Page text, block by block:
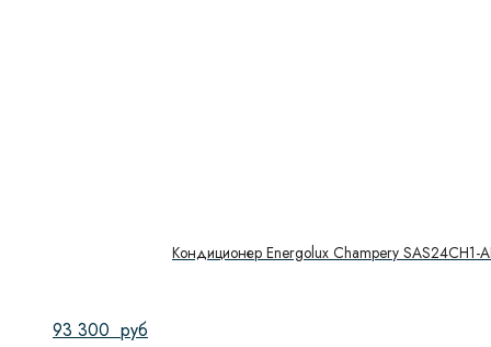
Кондиционер Energolux Champery SAS24CH1-
93 300 руб